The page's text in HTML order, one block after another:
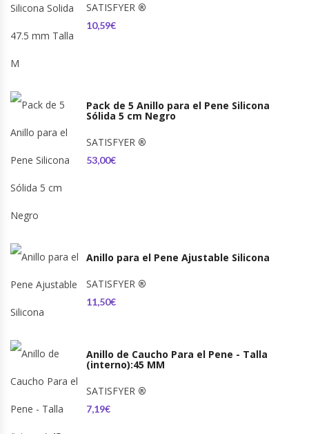
SATISFYER ®
10,59€
Pack de 5 Anillo para el Pene Silicona
Sólida 5 cm Negro
SATISFYER ®
53,00€
Anillo para el Pene Ajustable Silicona
SATISFYER ®
11,50€
Anillo de Caucho Para el Pene - Talla
(interno):45 MM
SATISFYER ®
7,19€